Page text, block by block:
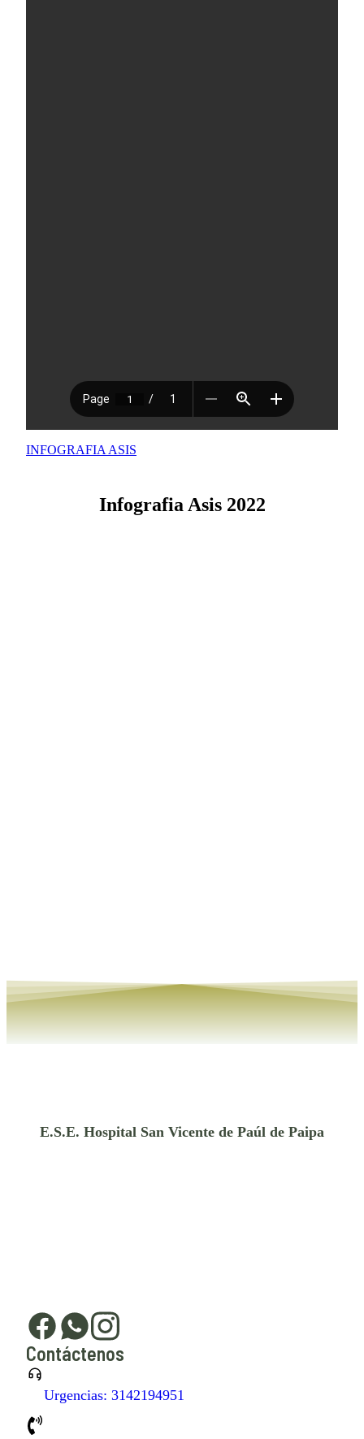
INFOGRAFIA ASIS
Infografia Asis 2022
E.S.E. Hospital San Vicente de Paúl de Paipa
Contáctenos
Urgencias: 3142194951